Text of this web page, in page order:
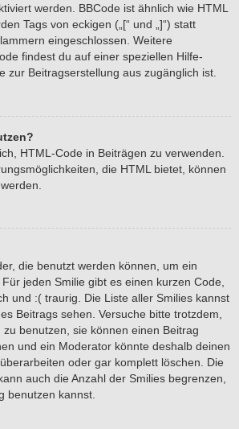
werden. BBCode ist ähnlich wie HTML
Tags von eckigen („[“ und „]“) statt
eingeschlossen. Weitere
findest du auf einer speziellen Hilfe-
zur Beitragserstellung aus zugänglich ist.
HTML-Code in Beiträgen zu verwenden.
die HTML bietet, können
die benutzt werden können, um ein
jeden Smilie gibt es einen kurzen Code,
und :( traurig. Die Liste aller Smilies kannst
Beitrags sehen. Versuche bitte trotzdem,
zu benutzen, sie können einen Beitrag
und ein Moderator könnte deshalb deinen
oder gar komplett löschen. Die
auch die Anzahl der Smilies begrenzen,
benutzen kannst.